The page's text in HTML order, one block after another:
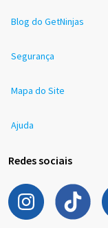
Blog do GetNinjas
Segurança
Mapa do Site
Ajuda
Redes sociais